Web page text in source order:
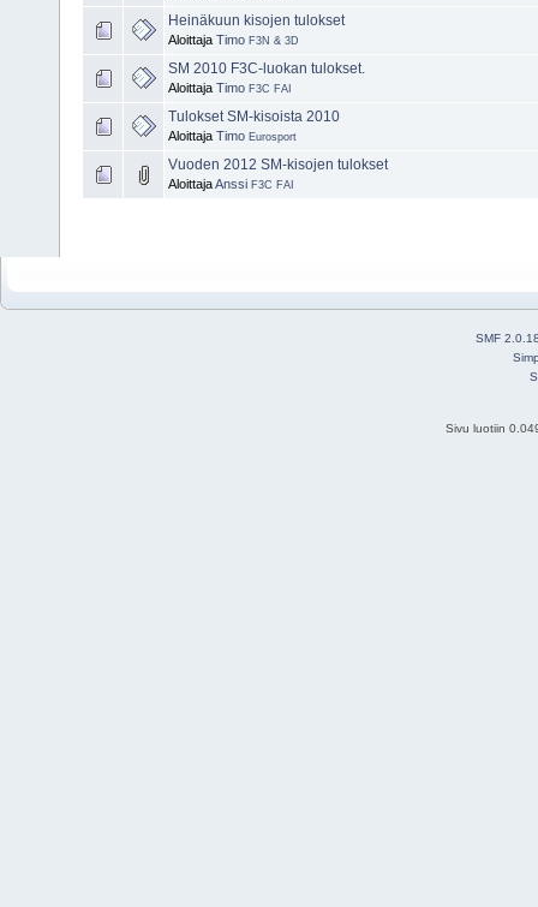
Heinäkuun kisojen tulokset
Aloittaja Timo F3N & 3D
SM 2010 F3C-luokan tulokset.
Aloittaja Timo F3C FAI
Tulokset SM-kisoista 2010
Aloittaja Timo Eurosport
Vuoden 2012 SM-kisojen tulokset
AloittajaAnssi F3C FAI
SMF
Sivu luotiin